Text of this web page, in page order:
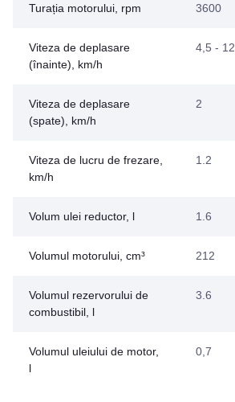
Turația motorului, rpm 3600
Viteza de deplasare
(înainte), km/h
4,5 - 12
Viteza de deplasare
(spate), km/h
2
Viteza de lucru de frezare,
km/h
1.2
Volum ulei reductor, l 1.6
Volumul motorului, cm³ 212
Volumul rezervorului de
combustibil, l
3.6
Volumul uleiului de motor,
l
0,7